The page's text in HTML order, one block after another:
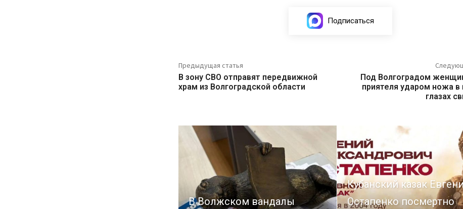
Подписаться
Предыдущая статья
В зону СВО отправят передвижной
храм из Волгоградской области
Под Волгоградом
приятеля ударом ножа в
глазах
В Волжском вандалы
Кубанский казак
Остапенко посмертно